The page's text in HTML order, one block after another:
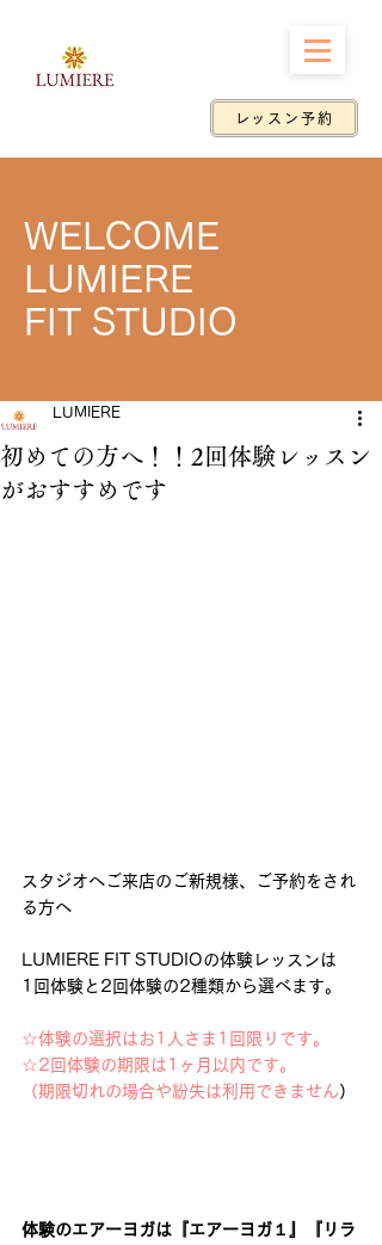
レッスン予約
WELCOME
LUMIERE ​
FIT STUDIO
初めての方へ！！2回体験レッスン
がおすすめです
LUMIERE
スタジオへご来店のご新規様、ご予約をされ
る方へ
LUMIERE FIT STUDIOの体験レッスンは
1回体験と2回体験の2種類から選べます。
☆体験の選択はお1人さま1回限りです。
☆2回体験の期限は1ヶ月以内です。
（期限切れの場合や紛失は利用できません）
体験のエアーヨガは『エアーヨガ１』『リラ